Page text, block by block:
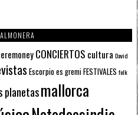
CONCIERTOS cultura David
Escorpioes gremiFESTIVALES folk
planetasmallorca